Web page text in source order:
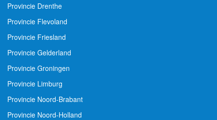
Provincie Drenthe
Provincie Flevoland
Provincie Friesland
Provincie Gelderland
Provincie Groningen
Provincie Limburg
Provincie Noord-Brabant
Provincie Noord-Holland